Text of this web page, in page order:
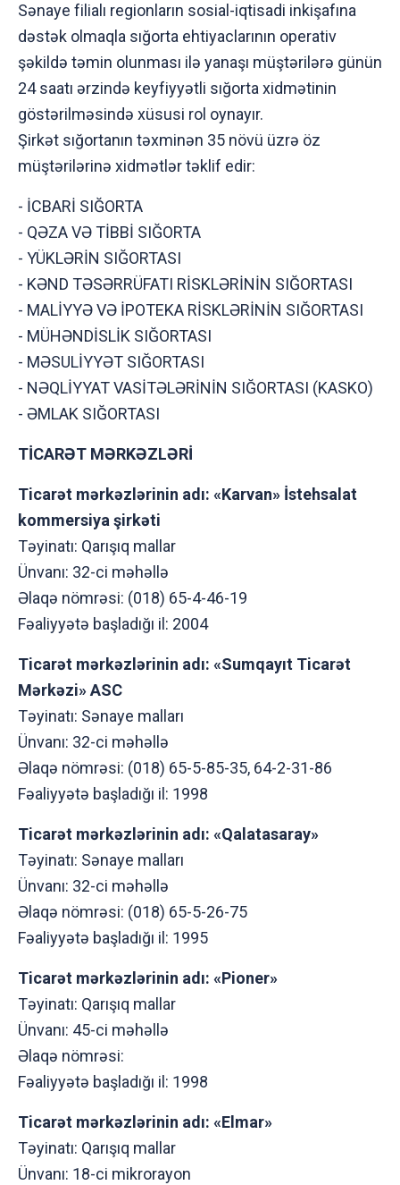
Sənaye filialı regionların sosial-iqtisadi inkişafına
dəstək olmaqla sığorta ehtiyaclarının operativ
şəkildə təmin olunması ilə yanaşı müştərilərə günün
24 saatı ərzində keyfiyyətli sığorta xidmətinin
göstərilməsində xüsusi rol oynayır.
Şirkət sığortanın təxminən 35 növü üzrə öz
müştərilərinə xidmətlər təklif edir:
- İCBARİ SIĞORTA
- QƏZA VƏ TİBBİ SIĞORTA
- YÜKLƏRİN SIĞORTASI
- KƏND TƏSƏRRÜFATI RİSKLƏRİNİN SIĞORTASI
- MALİYYƏ VƏ İPOTEKA RİSKLƏRİNİN SIĞORTASI
- MÜHƏNDİSLİK SIĞORTASI
- MƏSULİYYƏT SIĞORTASI
- NƏQLİYYAT VASİTƏLƏRİNİN SIĞORTASI (KASKO)
- ƏMLAK SIĞORTASI
TİCARƏT MƏRKƏZLƏRİ
Ticarət mərkəzlərinin adı: «Karvan» İstehsalat
kоmmersiya şirkəti
Təyinatı: Qarışıq mallar
Ünvanı: 32-ci məhəllə
Əlaqə nömrəsi: (018) 65-4-46-19
Fəaliyyətə başladığı il: 2004
Ticarət mərkəzlərinin adı: «Sumqayıt Ticarət
Mərkəzi» ASC
Təyinatı: Sənaye malları
Ünvanı: 32-ci məhəllə
Əlaqə nömrəsi: (018) 65-5-85-35, 64-2-31-86
Fəaliyyətə başladığı il: 1998
Ticarət mərkəzlərinin adı: «Qalatasaray»
Təyinatı: Sənaye malları
Ünvanı: 32-ci məhəllə
Əlaqə nömrəsi: (018) 65-5-26-75
Fəaliyyətə başladığı il: 1995
Ticarət mərkəzlərinin adı: «Piоner»
Təyinatı: Qarışıq mallar
Ünvanı: 45-ci məhəllə
Əlaqə nömrəsi:
Fəaliyyətə başladığı il: 1998
Ticarət mərkəzlərinin adı: «Elmar»
Təyinatı: Qarışıq mallar
Ünvanı: 18-ci mikrоrayоn